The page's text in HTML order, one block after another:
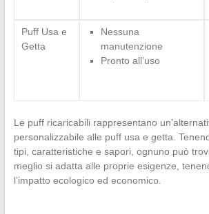
Puff Usa e
Getta
Nessuna
manutenzione
Pronto all’uso
Le puff ricaricabili rappresentano
personalizzabile alle puff usa e getta.
tipi, caratteristiche e sapori, ognuno può
meglio si adatta alle proprie esigenze,
l’impatto ecologico ed economico.